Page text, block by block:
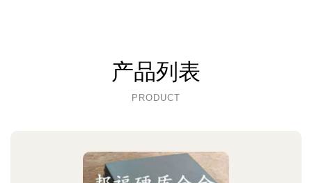
产品列表
PRODUCT